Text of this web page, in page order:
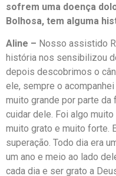
sofrem uma doença
Bolhosa, tem alguma
Aline – Nosso assistido
história nos sensibilizou
depois descobrimos o
ele, sempre o
muito grande por parte da
cuidar dele. Foi algo
muito grato e muito forte.
superação. Todo dia era
um ano e meio ao lado
cada dia e ser grato a